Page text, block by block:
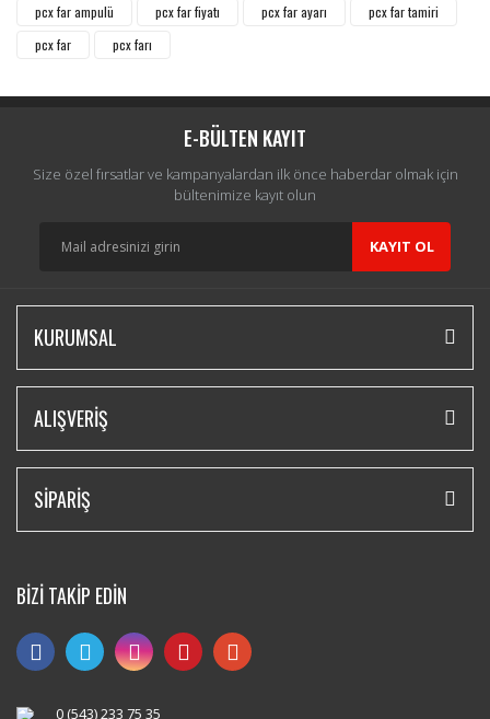
pcx far ampulü
pcx far fiyatı pcx far ayarı
pcx far tamiri
pcx far
pcx farı
E-BÜLTEN KAYIT
Size özel fırsatlar ve kampanyalardan ilk önce haberdar olmak için
bültenimize kayıt olun
KAYIT OL
KURUMSAL
ALIŞVERİŞ
SİPARİŞ
BİZİ TAKİP EDİN
0 (543) 233 75 35